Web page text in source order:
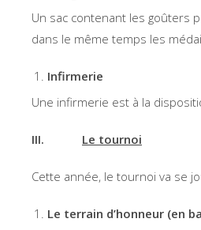
Un sac contenant les goûters
dans le même temps les
Infirmerie
Une infirmerie est à la
III. Le tournoi
Cette année, le tournoi va se
Le terrain d’honneur (en